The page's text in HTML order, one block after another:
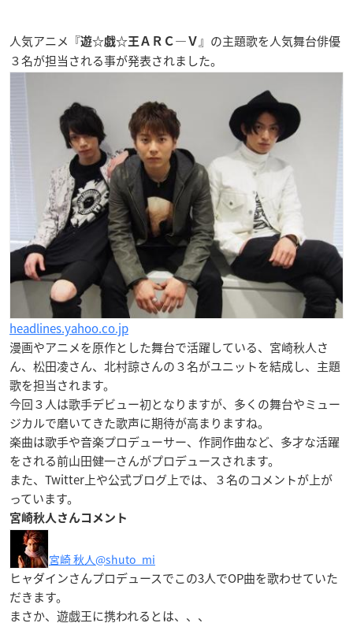
人気アニメ『遊☆戯☆王ＡＲＣ―Ｖ』の主題歌を人気舞台俳優
３名が担当される事が発表されました。
headlines.yahoo.co.jp
漫画やアニメを原作とした舞台で活躍している、 宮崎秋人さ
ん、松田凌さん、北村諒さんの３名がユニットを結成し、主題
歌を担当されます。
今回３人は歌手デビュー初となりますが、多くの舞台やミュー
ジカルで磨いてきた歌声に期待が高まりますね。
楽曲は歌手や音楽プロデューサー、作詞作曲など、多才な活躍
をされる前山田健一さんがプロデュースされます。
また、Twitter上や公式ブログ上では、３名のコメントが上が
っています。
宮崎秋人さんコメント
宮崎 秋人@shuto_mi
ヒャダインさんプロデュースでこの3人でOP曲を歌わせていた
だきます。
まさか、遊戯王に携われるとは、、、